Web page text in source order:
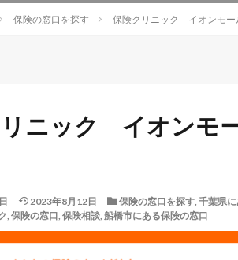
保険の窓口を探す 保険クリニック イオンモー
ニック イオンモ
2023年8月12日 保険の窓口を探す, 千葉県
, 保険の窓口, 保険相談, 船橋市にある保険の窓口